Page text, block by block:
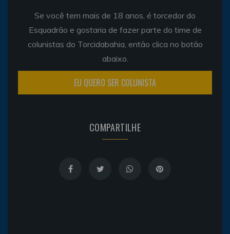
Se você tem mais de 18 anos, é torcedor do
Esquadrão e gostaria de fazer parte do time de
colunistas do Torcidabahia, então clica no botão
abaixo.
EU QUERO SER COLUNISTA
COMPARTILHE